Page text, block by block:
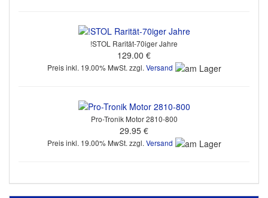
!STOL Rarität-70iger Jahre
129.00 €
Preis inkl. 19.00% MwSt. zzgl. Versand
Pro-Tronik Motor 2810-800
29.95 €
Preis inkl. 19.00% MwSt. zzgl. Versand